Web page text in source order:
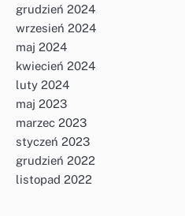
grudzień 2024
wrzesień 2024
maj 2024
kwiecień 2024
luty 2024
maj 2023
marzec 2023
styczeń 2023
grudzień 2022
listopad 2022